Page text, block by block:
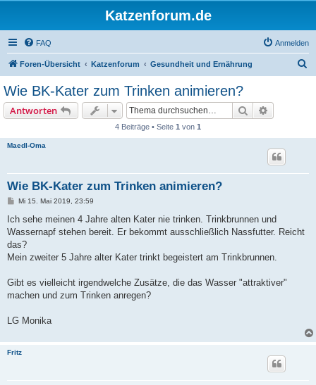
Katzenforum.de
FAQ Anmelden
Foren-Übersicht Katzenforum Gesundheit und Ernährung
Wie BK-Kater zum Trinken animieren?
Antworten Suche
4 Beiträge • Seite 1 von 1
Maedl-Oma
Wie BK-Kater zum Trinken animieren?
B
i
r
a
Mi 15. Mai 2019, 23:59
Ich sehe meinen 4 Jahre alten Kater nie trinken. Trinkbrunnen und
Wassernapf stehen bereit. Er bekommt ausschließlich Nassfutter. Reicht
das?
Mein zweiter 5 Jahre alter Kater trinkt begeistert am Trinkbrunnen.
Gibt es vielleicht irgendwelche Zusätze, die das Wasser "attraktiver"
machen und zum Trinken anregen?
LG Monika
Fritz